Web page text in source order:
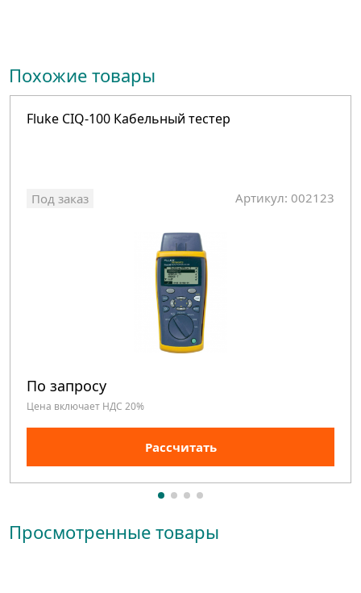
Похожие товары
Fluke CIQ-100 Кабельный тестер
Под заказ Артикул: 002123
По запросу
Цена включает НДС 20%
Рассчитать
Просмотренные товары